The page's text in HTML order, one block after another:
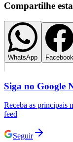
Compartilhe
WhatsApp Facebook
Siga no Google
Receba as principais
feed
Seguir